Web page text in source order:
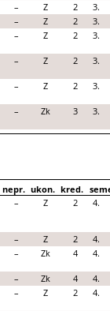
– Z 2
3.
– Z 2
3.
– Z 2 3.
– Z 2 3.
– Z 2 3.
– Zk 3 3.
nepr. ukon. kred.
– Z 2 4.
– Z 2
4.
– Zk 4 4.
– Zk 4
4.
– Z 2 4.